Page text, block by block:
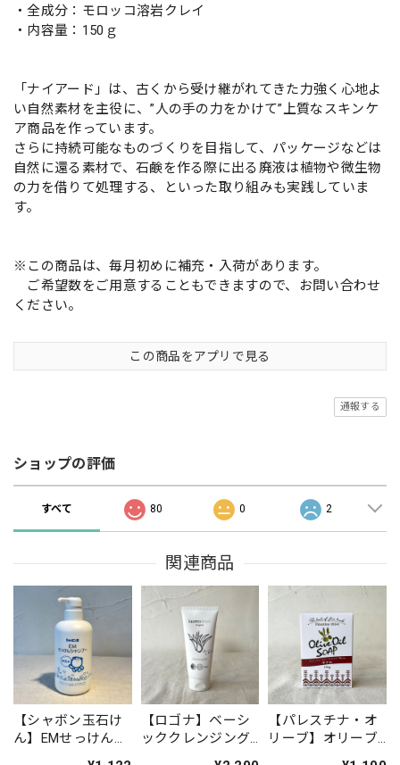
・全成分：モロッコ溶岩クレイ
・内容量：150ｇ
「ナイアード」は、古くから受け継がれてきた力強く心地よ
い自然素材を主役に、”人の手の力をかけて”上質なスキンケ
ア商品を作っています。
さらに持続可能なものづくりを目指して、パッケージなどは
自然に還る素材で、石鹸を作る際に出る廃液は植物や微生物
の力を借りて処理する、といった取り組みも実践していま
す。
※この商品は、毎月初めに補充・入荷があります。
ご希望数をご用意することもできますので、お問い合わせ
ください。
この商品をアプリで見る
通報する
ショップの評価
すべて 80 0 2
関連商品
【シャボン玉石け
ん】EMせっけんシ
【ロゴナ】ベーシ
ッククレンジング
【パレスチナ・オ
リーブ】オリーブ